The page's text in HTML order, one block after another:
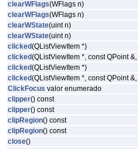
clearWFlags(WFlags n)
clearWFlags(WFlags n)
clearWState(uint n)
clearWState(uint n)
clicked(QListViewItem *)
clicked(QListViewItem *, const QPoint
clicked(QListViewItem *)
clicked(QListViewItem *, const QPoint
ClickFocus valor enumerado
clipper() const
clipper() const
clipRegion() const
clipRegion() const
close()